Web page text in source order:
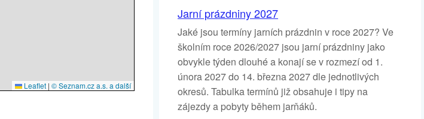
Leaflet | © Seznam.cz a.s. a další
Jarní prázdniny 2027
Jaké jsou termíny jarních prázdnin v roce 2027? Ve
školním roce 2026/2027 jsou jarní prázdniny jako
obvykle týden dlouhé a konají se v rozmezí od 1.
února 2027 do 14. března 2027 dle jednotlivých
okresů. Tabulka termínů již obsahuje i tipy na
zájezdy a pobyty během jarňáků.